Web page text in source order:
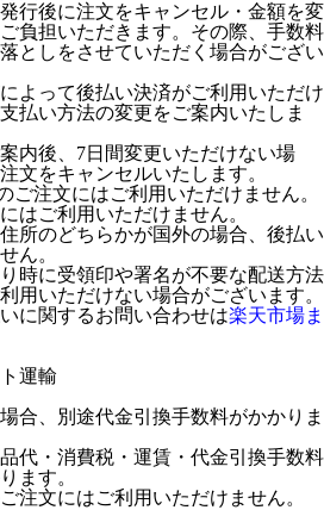
行後に注文をキャンセル・金額を変
負担いただきます。その際、手数料
としをさせていただく場合がござい
よって後払い決済がご利用いただけ
払い方法の変更をご案内いたしま
内後、7日間変更いただけない場
文をキャンセルいたします。
ご注文にはご利用いただけません。
はご利用いただけません。
所のどちらかが国外の場合、後払い
ん。
時に受領印や署名が不要な配送方法
用いただけない場合がございます。
に関するお問い合わせは楽天市場ま
運輸
合、別途代金引換手数料がかかりま
代・消費税・運賃・代金引換手数料
ます。
注文にはご利用いただけません。